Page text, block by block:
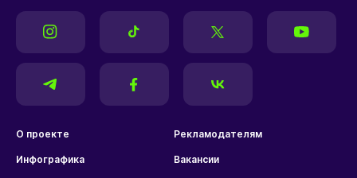
О проекте Рекламодателям
Инфографика Вакансии